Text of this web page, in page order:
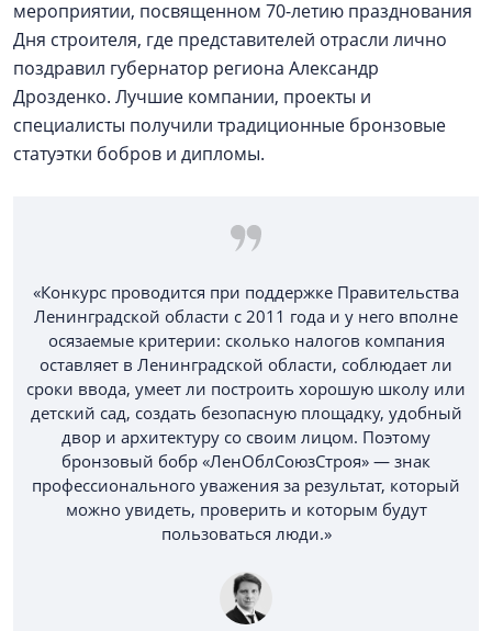
мероприятии, посвященном 70-летию празднования
Дня строителя, где представителей отрасли лично
поздравил губернатор региона Александр
Дрозденко. Лучшие компании, проекты и
специалисты получили традиционные бронзовые
статуэтки бобров и дипломы.
«Конкурс проводится при поддержке Правительства
Ленинградской области с 2011 года и у него вполне
осязаемые критерии: сколько налогов компания
оставляет в Ленинградской области, соблюдает ли
сроки ввода, умеет ли построить хорошую школу или
детский сад, создать безопасную площадку, удобный
двор и архитектуру со своим лицом. Поэтому
бронзовый бобр «ЛенОблСоюзСтроя» — знак
профессионального уважения за результат, который
можно увидеть, проверить и которым будут
пользоваться люди.»